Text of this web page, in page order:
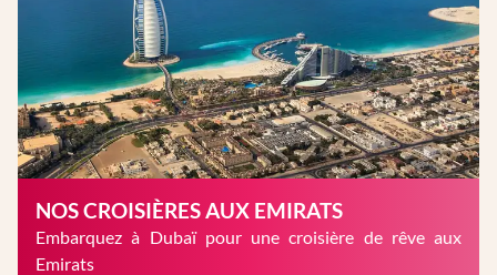
NOS CROISIÈRES AUX EMIRATS
Embarquez à Dubaï pour une croisière de rêve aux
Emirats